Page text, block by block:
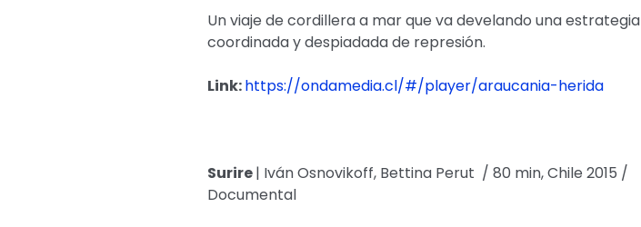
Un viaje de cordillera a mar que va develando una estrategia
coordinada y despiadada de represión.
Link:https://ondamedia.cl/#/player/araucania-herida
Surire| Iván Osnovikoff, Bettina Perut / 80 min, Chile 2015 /
Documental